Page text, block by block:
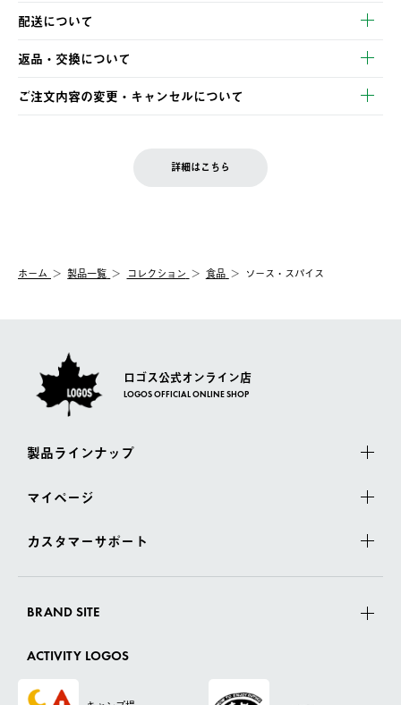
以下のいずれかの方法でお支払いいただけます。
・クレジットカード決済
・コンビニ決済
・Pay-easy決済
配送について
【発送スケジュール】
ご注文・ご入金完了より2営業日以内に商品を発送いたします。
土日祝の発送はございませんので、木曜日以降のご注文は週明け
の発送となる場合がございます。
【配送業者】
佐川急便にて配送されます。
返品・交換について
※お客様都合の場合
お客様都合の返品にかかる送料は、お客様ご負担とさせていただ
一度お手元の商品を返品いただき、ご希望商品を再注文してくだ
ご注文内容の変更・キャンセルについて
LOGOS FAMILY会員の方は、会員マイページ内 購入履歴画面に
詳細はこちら
ホーム 製品一覧 コレクション 食品 ソース・スパイス
ロゴス公式オンライン店
LOGOS OFFICIAL ONLINE SHOP
製品ラインナップ
マイページ
カスタマーサポート
BRAND SITE
ACTIVITY LOGOS